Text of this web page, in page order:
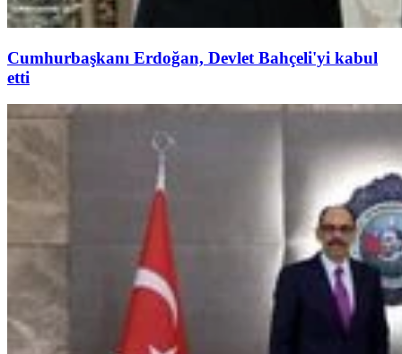
Cumhurbaşkanı Erdoğan, Devlet Bahçeli'yi kabul
etti